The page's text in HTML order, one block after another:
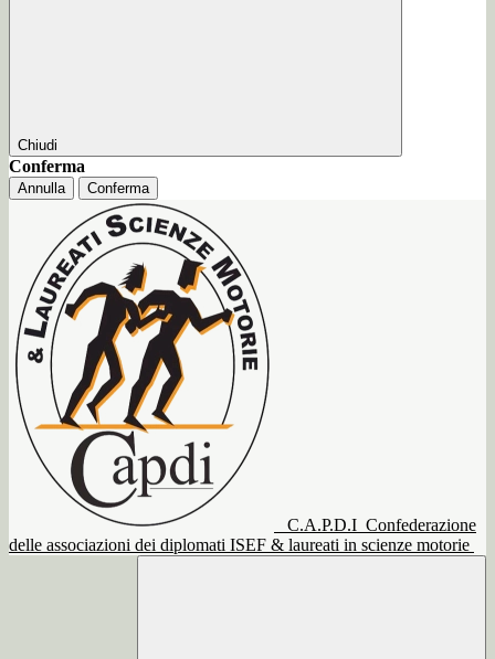
Chiudi
Conferma
Annulla Conferma
C.A.P.D.I Confederazione
delle associazioni dei diplomati ISEF & laureati in scienze motorie